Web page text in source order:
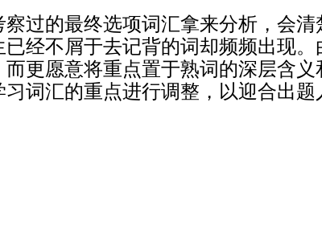
过的最终选项词汇拿来分析，会
经不屑于去记背的词却频频出现
更愿意将重点置于熟词的深层含
词汇的重点进行调整，以迎合出